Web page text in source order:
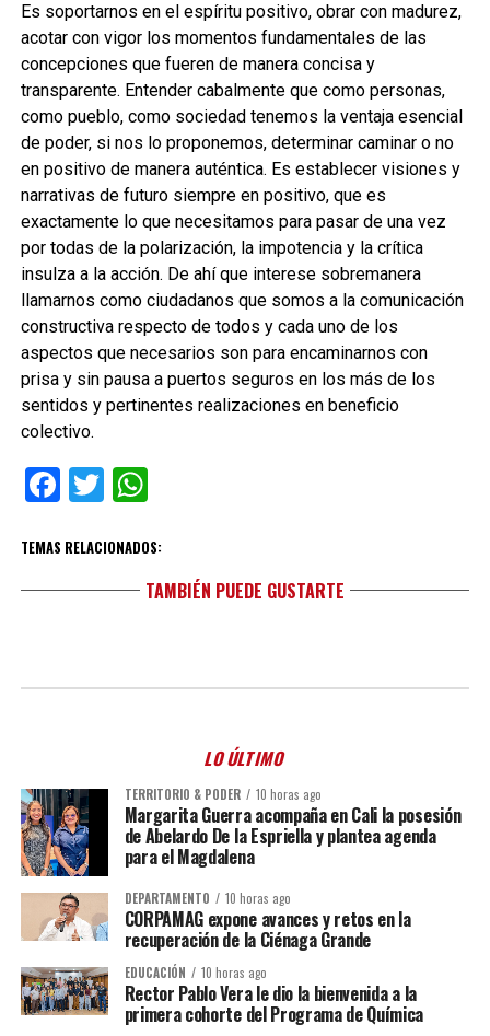
Es soportarnos en el espíritu positivo, obrar con madurez,
acotar con vigor los momentos fundamentales de las
concepciones que fueren de manera concisa y
transparente. Entender cabalmente que como personas,
como pueblo, como sociedad tenemos la ventaja esencial
de poder, si nos lo proponemos, determinar caminar o no
en positivo de manera auténtica. Es establecer visiones y
narrativas de futuro siempre en positivo, que es
exactamente lo que necesitamos para pasar de una vez
por todas de la polarización, la impotencia y la crítica
insulza a la acción. De ahí que interese sobremanera
llamarnos como ciudadanos que somos a la comunicación
constructiva respecto de todos y cada uno de los
aspectos que necesarios son para encaminarnos con
prisa y sin pausa a puertos seguros en los más de los
sentidos y pertinentes realizaciones en beneficio
colectivo.
Facebook
TwitterWhatsApp
TEMAS RELACIONADOS:
TAMBIÉN PUEDE GUSTARTE
LO ÚLTIMO
TERRITORIO & PODER 10 horas ago
Margarita Guerra acompaña en Cali la posesión
de Abelardo De la Espriella y plantea agenda
para el Magdalena
DEPARTAMENTO 10 horas ago
CORPAMAG expone avances y retos en la
recuperación de la Ciénaga Grande
EDUCACIÓN 10 horas ago
Rector Pablo Vera le dio la bienvenida a la
primera cohorte del Programa de Química